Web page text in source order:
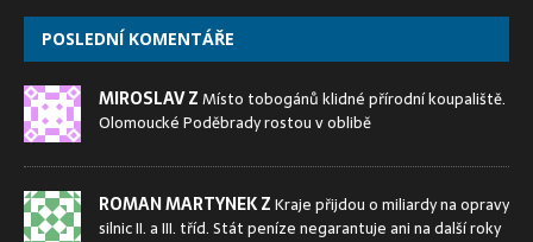
POSLEDNÍ KOMENTÁŘE
MIROSLAV ZMísto tobogánů klidné přírodní koupaliště.
Olomoucké Poděbrady rostou v oblibě
ROMAN MARTYNEK ZKraje přijdou o miliardy na opravy
silnic II. a III. tříd. Stát peníze negarantuje ani na další roky